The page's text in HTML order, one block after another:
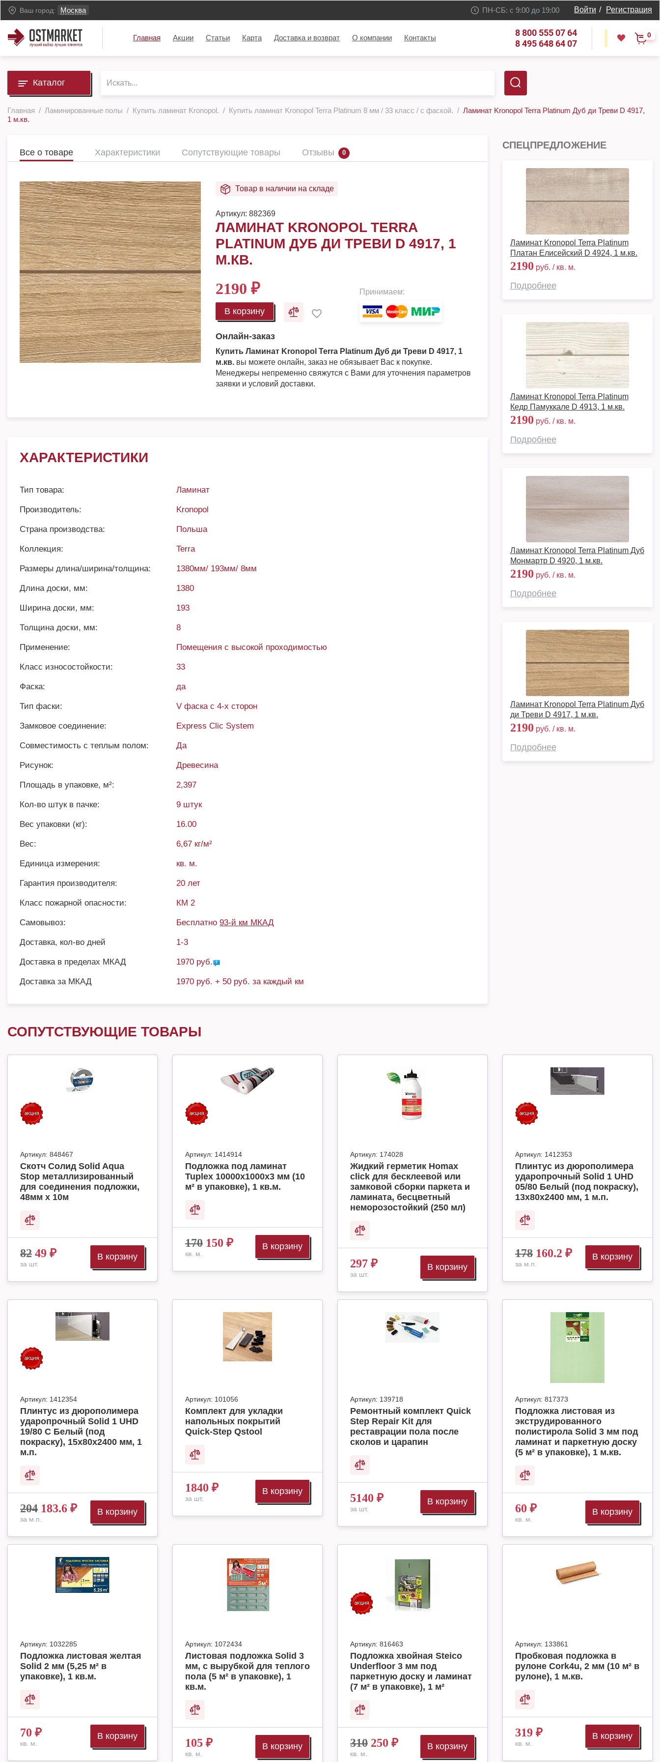
Ваш город: Москва ПН-СБ: с 9:00 до 19:00 Войти / Регистрация
Главная Акции Статьи Карта Доставка и возврат О компании Контакты
8 800 555 07 64
8 495 648 64 07
0
Каталог
Главная Ламинированные полы Купить ламинат Kronopol. Купить ламинат Kronopol Terra Platinum 8 мм / 33 класс / с фаской.
Ламинат Kronopol Terra Platinum Дуб ди Треви D 4917,
1 м.кв.
Все о товаре Характеристики Сопутствующие товары Отзывы 0
Товар в наличии на складе
Артикул:882369
ЛАМИНАТ KRONOPOL TERRA
PLATINUM ДУБ ДИ ТРЕВИ D 4917, 1
М.КВ.
2190 ₽
В корзину
Принимаем:
Онлайн-заказ
Купить Ламинат Kronopol Terra Platinum Дуб ди Треви D 4917, 1
м.кв. вы можете онлайн, заказ не обязывает Вас к покупке.
Менеджеры непременно свяжутся с Вами для уточнения параметров
заявки и условий доставки.
ХАРАКТЕРИСТИКИ
Тип товара: Ламинат
Производитель: Kronopol
Страна производства: Польша
Коллекция: Terra
Размеры длина/ширина/толщина: 1380мм/ 193мм/ 8мм
Длина доски, мм: 1380
Ширина доски, мм: 193
Толщина доски, мм: 8
Применение: Помещения с высокой проходимостью
Класс износостойкости: 33
Фаска: да
Тип фаски: V фаска с 4-х сторон
Замковое соединение: Express Clic System
Совместимость с теплым полом: Да
Рисунок: Древесина
Площадь в упаковке, м²: 2,397
Кол-во штук в пачке: 9 штук
Вес упаковки (кг): 16.00
Вес: 6,67 кг/м²
Единица измерения: кв. м.
Гарантия производителя: 20 лет
Класс пожарной опасности: КМ 2
Самовывоз: Бесплатно93-й км МКАД
Доставка, кол-во дней 1-3
Доставка в пределах МКАД 1970 руб.
Доставка за МКАД 1970 руб. + 50 руб. за каждый км
СПЕЦПРЕДЛОЖЕНИЕ
Ламинат Kronopol Terra Platinum
Платан Елисейский D 4924, 1 м.кв.
2190 руб. / кв. м.
Подробнее
Ламинат Kronopol Terra Platinum
Кедр Памуккале D 4913, 1 м.кв.
2190 руб. / кв. м.
Подробнее
Ламинат Kronopol Terra Platinum Дуб
Монмартр D 4920, 1 м.кв.
2190 руб. / кв. м.
Подробнее
Ламинат Kronopol Terra Platinum Дуб
ди Треви D 4917, 1 м.кв.
2190 руб. / кв. м.
Подробнее
СОПУТСТВУЮЩИЕ ТОВАРЫ
Артикул: 848467
Скотч Солид Solid Aqua
Stop металлизированный
для соединения подложки,
48мм х 10м
82 49 ₽
за шт.
В корзину
Артикул: 1414914
Подложка под ламинат
Tuplex 10000x1000x3 мм (10
м² в упаковке), 1 кв.м.
170 150 ₽
кв. м.
В корзину
Артикул: 174028
Жидкий герметик Homax
click для бесклеевой или
замковой сборки паркета и
ламината, бесцветный
неморозостойкий (250 мл)
297 ₽
за шт.
В корзину
Артикул: 1412353
Плинтус из дюрополимера
ударопрочный Solid 1 UHD
05/80 Белый (под покраску),
13х80х2400 мм, 1 м.п.
178 160.2 ₽
за м.п.
В корзину
Артикул: 1412354
Плинтус из дюрополимера
ударопрочный Solid 1 UHD
19/80 C Белый (под
покраску), 15х80х2400 мм, 1
м.п.
204 183.6 ₽
за м.п.
В корзину
Артикул: 101056
Комплект для укладки
напольных покрытий
Quick-Step Qstool
1840 ₽
за шт.
В корзину
Артикул: 139718
Ремонтный комплект Quick
Step Repair Kit для
реставрации пола после
сколов и царапин
5140 ₽
за шт.
В корзину
Артикул: 817373
Подложка листовая из
экструдированного
полистирола Solid 3 мм под
ламинат и паркетную доску
(5 м² в упаковке), 1 м.кв.
60 ₽
кв. м.
В корзину
Артикул: 1032285
Подложка листовая желтая
Solid 2 мм (5,25 м² в
упаковке), 1 кв.м.
70 ₽
кв. м.
В корзину
Артикул: 1072434
Листовая подложка Solid 3
мм, с вырубкой для теплого
пола (5 м² в упаковке), 1
кв.м.
105 ₽
кв. м.
В корзину
Артикул: 816463
Подложка хвойная Steico
Underfloor 3 мм под
паркетную доску и ламинат
(7 м² в упаковке), 1 м²
310 250 ₽
кв. м.
В корзину
Артикул: 133861
Пробковая подложка в
рулоне Cork4u, 2 мм (10 м² в
рулоне), 1 м.кв.
319 ₽
кв. м.
В корзину